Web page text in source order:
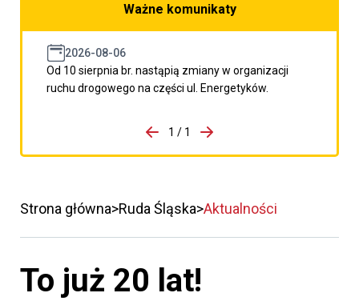
Ważne komunikaty
2026-08-06
Od 10 sierpnia br. nastąpią zmiany w organizacji
ruchu drogowego na części ul. Energetyków.
porzpedniego komunikatu
1 / 1
Przejdź do następnego
Strona główna Ruda Śląska Aktualności
To już 20 lat!